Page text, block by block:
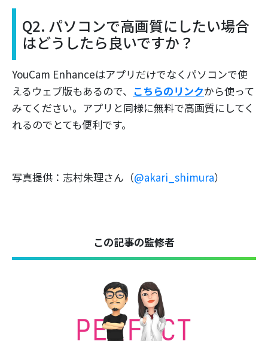
Q2. パソコンで高画質にしたい場合
はどうしたら良いですか？
YouCam Enhanceはアプリだけでなくパソコンで使
えるウェブ版もあるので、 こちらのリンクから使って
みてください。アプリと同様に無料で高画質にしてく
れるのでとても便利です。
写真提供：志村朱理さん（@akari_shimura）
この記事の監修者